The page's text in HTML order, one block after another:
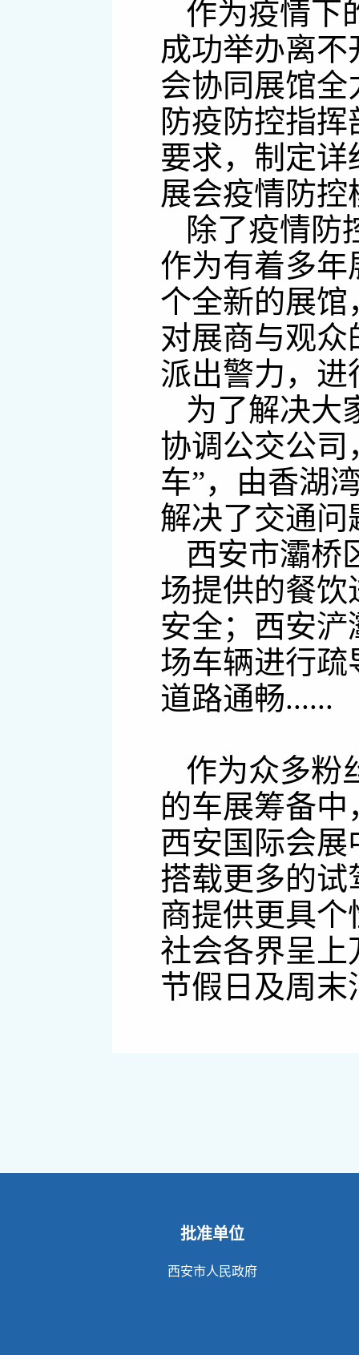
作为疫情下
成功举办离
会协同展馆全
防疫防控指
要求，制定
展会疫情防控
除了疫情防
作为有着多
个全新的展
对展商与观
派出警力，
为了解决大
协调公交公司
车”，由香湖
解决了交通问
西安市灞桥
场提供的餐
安全；西安
场车辆进行
道路通畅......
作为众多粉
的车展筹备
西安国际会
搭载更多的
商提供更具
社会各界呈
节假日及周
批准单位
西安市人民政府